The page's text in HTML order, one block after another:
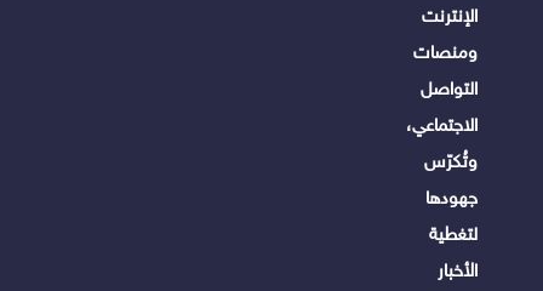
الإنترنت
ومنصات
التواصل
الاجتماعي،
وتُكرّس
جهودها
لتغطية
الأخبار